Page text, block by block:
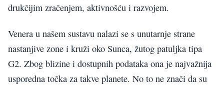
drukčijim zračenjem, aktivnošću i razvojem.
Venera u našem sustavu nalazi se s unutarnje strane
nastanjive zone i kruži oko Sunca, žutog patuljka tipa
G2. Zbog blizine i dostupnih podataka ona je najvažnija
usporedna točka za takve planete. No to ne znači da su